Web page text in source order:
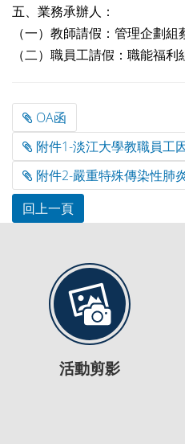
五、業務承辦人：
（一）教師請假：管理企劃組
（二）職員工請假：職能福利
OA函
附件1-淡江大學教職員工
附件2-嚴重特殊傳染性肺
活動剪影